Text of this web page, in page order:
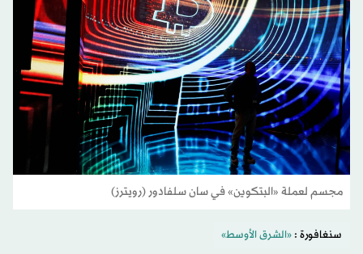
مجسم لعملة «البتكوين» في سان سلفادور (رويترز)
سنغافورة :«الشرق الأوسط»